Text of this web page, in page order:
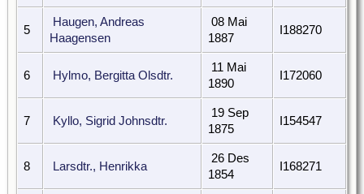
5
Haugen, Andreas
Haagensen
08 Mai
1887
I188270
6 Hylmo, Bergitta Olsdtr.
11 Mai
1890
I172060
7 Kyllo, Sigrid Johnsdtr.
19 Sep
1875
I154547
8 Larsdtr., Henrikka
26 Des
1854
I168271